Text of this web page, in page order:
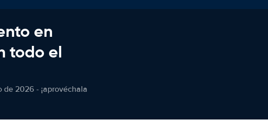
en
todo el
de 2026 - ¡aprovéchala